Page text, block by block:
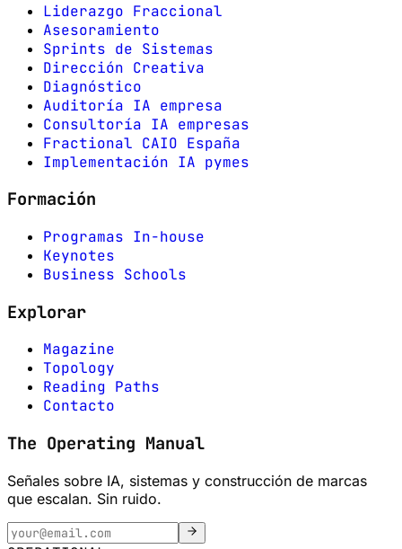
Liderazgo Fraccional
Asesoramiento
Sprints de Sistemas
Dirección Creativa
Diagnóstico
Auditoría IA empresa
Consultoría IA empresas
Fractional CAIO España
Implementación IA pymes
Formación
Programas In-house
Keynotes
Business Schools
Explorar
Magazine
Topology
Reading Paths
Contacto
The Operating Manual
Señales sobre IA, sistemas y construcción de marcas
que escalan. Sin ruido.